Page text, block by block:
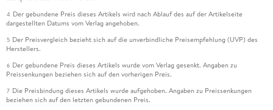
4 Der gebundene Preis dieses Artikels wird nach Ablauf des auf der Artikelseite
dargestellten Datums vom Verlag angehoben.
5 Der Preisvergleich bezieht sich auf die unverbindliche Preisempfehlung (UVP) des
Herstellers.
6 Der gebundene Preis dieses Artikels wurde vom Verlag gesenkt. Angaben zu
Preissenkungen beziehen sich auf den vorherigen Preis.
7 Die Preisbindung dieses Artikels wurde aufgehoben. Angaben zu Preissenkungen
beziehen sich auf den letzten gebundenen Preis.